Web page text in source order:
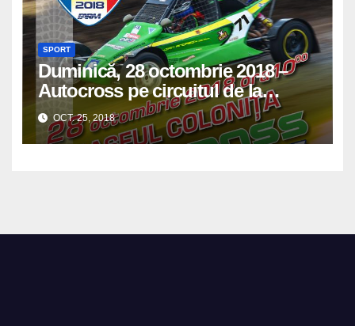
SPORT
Duminică, 28 octombrie 2018 –
Autocross pe circuitul de la
Colonița, Etapa finală 2018 + Cupa
federației
OCT. 25, 2018